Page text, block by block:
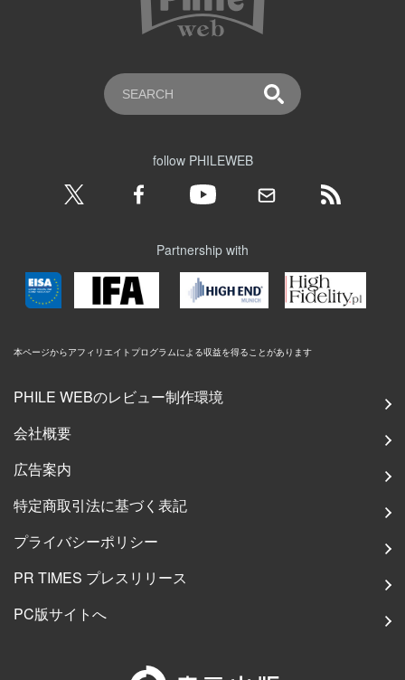
follow PHILEWEB
Partnership with
本ページからアフィリエイトプログラムによる収益を得ることがあります
PHILE WEBのレビュー制作環境
会社概要
広告案内
特定商取引法に基づく表記
プライバシーポリシー
PR TIMES プレスリリース
PC版サイトへ